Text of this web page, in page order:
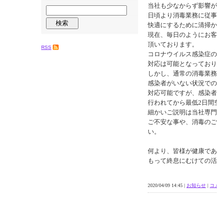
当社も少なからず影響
日頃より消毒業務に従
快適にするために清掃
現在、毎日のようにお
頂いております。
コロナウイルス感染症
対応は可能となってお
しかし、通常の消毒業
感染者がいない状況で
対応可能ですが、感染
行われてから最低2日間
細かいご説明は当社専
ご不安な事や、消毒の
い。
何より、皆様が健康で
もって終息にむけての
2020/04/09 14:45 | お知らせ | コ
RSS